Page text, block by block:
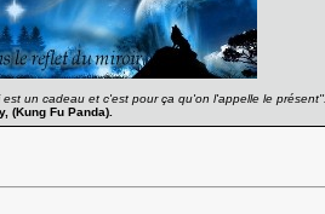
un cadeau et c'est pour ça qu'on l'appelle le présent''.
(Kung Fu Panda).